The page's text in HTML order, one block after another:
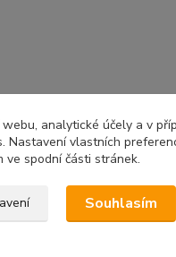
analytické účely a v
Nastavení vlastních
ve spodní části stránek.
Souhlasím